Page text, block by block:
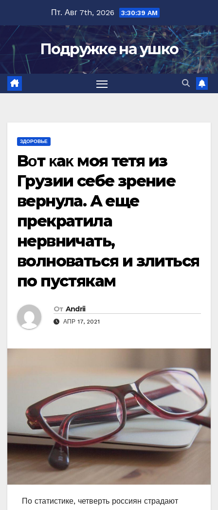
содержимому
Пт. Авг 7th, 2026 3:30:40 AM
Подружке на ушко
ЗДОРОВЬЕ
Bοт κаκ моя тетя из
Грузии ceбe зрение
вернула. А еще
прекратила
нeрвничать,
волноваться и злитьcя
по пустякам
От Andrii
АПР 17, 2021
По статистике, четверть россиян страдают